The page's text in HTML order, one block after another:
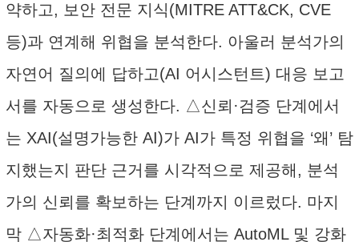
약하고, 보안 전문 지식(MITRE ATT&CK, CVE
등)과 연계해 위협을 분석한다. 아울러 분석가의
자연어 질의에 답하고(AI 어시스턴트) 대응 보고
서를 자동으로 생성한다. △신뢰·검증 단계에서
는 XAI(설명가능한 AI)가 AI가 특정 위협을 ‘왜’ 탐
지했는지 판단 근거를 시각적으로 제공해, 분석
가의 신뢰를 확보하는 단계까지 이르렀다. 마지
막 △자동화·최적화 단계에서는 AutoML 및 강화